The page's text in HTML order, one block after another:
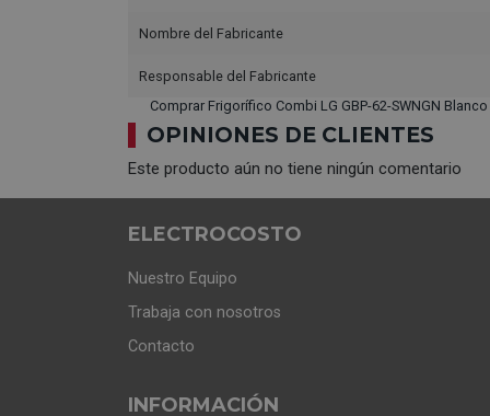
Nombre del Fabricante
Responsable del Fabricante
Comprar Frigorífico Combi LG GBP-62-SWNGN Blanco
OPINIONES DE CLIENTES
Este producto aún no tiene ningún comentario
ELECTROCOSTO
Nuestro Equipo
Trabaja con nosotros
Contacto
INFORMACIÓN